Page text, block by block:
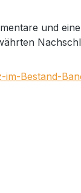
und
Bestand-